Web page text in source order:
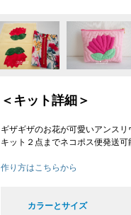
＜キット詳細＞
ギザギザのお花が可愛いアンスリ
キット２点までネコポス便発送可
作り方はこちらから
カラーとサイズ